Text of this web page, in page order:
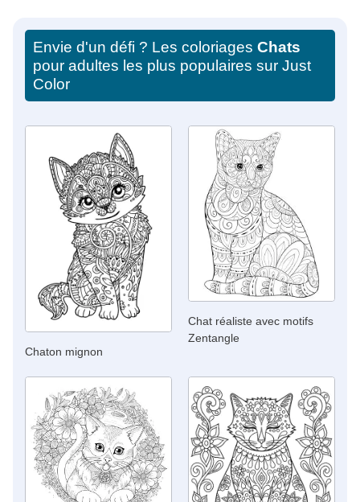
Envie d'un défi ? Les coloriages Chats
pour adultes les plus populaires sur Just
Color
Chaton mignon
Chat réaliste avec motifs
Zentangle